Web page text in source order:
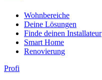
Wohnbereiche
Deine Lösungen
Finde deinen Installateur
Smart Home
Renovierung
Profi